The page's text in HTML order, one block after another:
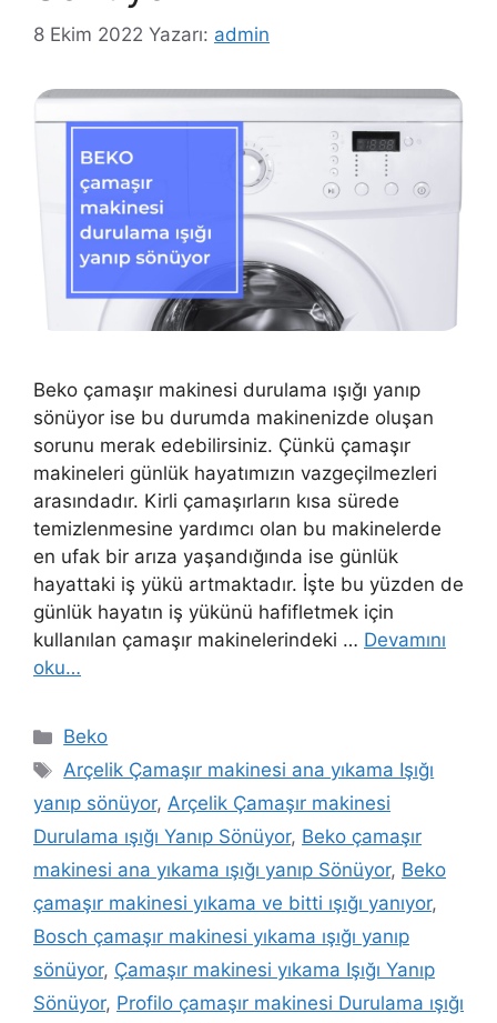
8 Ekim 2022 Yazarı: admin
Beko çamaşır makinesi durulama ışığı yanıp
sönüyor ise bu durumda makinenizde oluşan
sorunu merak edebilirsiniz. Çünkü çamaşır
makineleri günlük hayatımızın vazgeçilmezleri
arasındadır. Kirli çamaşırların kısa sürede
temizlenmesine yardımcı olan bu makinelerde
en ufak bir arıza yaşandığında ise günlük
hayattaki iş yükü artmaktadır. İşte bu yüzden de
günlük hayatın iş yükünü hafifletmek için
kullanılan çamaşır makinelerindeki … Devamını
oku…
Kategoriler
Beko
Etiketler
Arçelik Çamaşır makinesi ana yıkama Işığı
yanıp sönüyor, Arçelik Çamaşır makinesi
Durulama ışığı Yanıp Sönüyor, Beko çamaşır
makinesi ana yıkama ışığı yanıp Sönüyor, Beko
çamaşır makinesi yıkama ve bitti ışığı yanıyor,
Bosch çamaşır makinesi yıkama ışığı yanıp
sönüyor, Çamaşır makinesi yıkama Işığı Yanıp
Sönüyor, Profilo çamaşır makinesi Durulama ışığı